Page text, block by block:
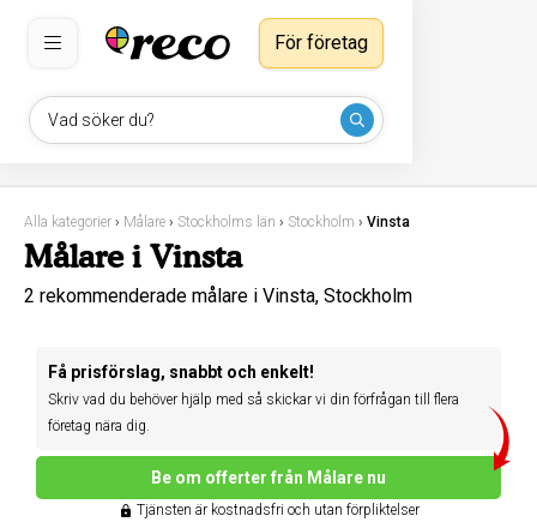
Vad söker du?
För företag
Alla kategorier › Målare › Stockholms län › Stockholm › Vinsta
Målare i Vinsta
2 rekommenderade målare i Vinsta, Stockholm
Få prisförslag, snabbt och enkelt!
Skriv vad du behöver hjälp med så skickar vi din förfrågan till flera
företag nära dig.
Be om offerter från Målare nu
Tjänsten är kostnadsfri och utan förpliktelser